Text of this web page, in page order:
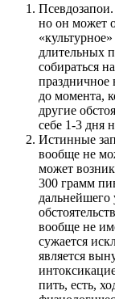
но он может
длительных
собираться
праздничное
до момента,
другие
себе 1-3 дня
Истинные
вообще не
может
300 грамм
вообще не
сужается
является
пить, есть,